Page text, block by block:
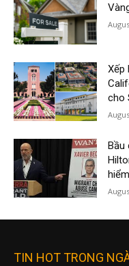
Xếp
cho
Bầu
TIN HOT TRONG